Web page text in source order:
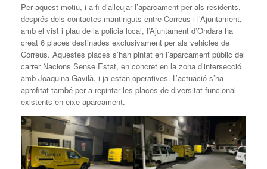
Per aquest motiu, i a fi d’alleujar l’aparcament per als residents,
després dels contactes mantinguts entre Correus i l’Ajuntament,
amb el vist i plau de la policia local, l’Ajuntament d’Ondara ha
creat 6 places destinades exclusivament per als vehicles de
Correus. Aquestes places s’han pintat en l’aparcament públic del
carrer Nacions Sense Estat, en concret en la zona d’intersecció
amb Joaquina Gavilà, i ja estan operatives. L’actuació s’ha
aprofitat també per a repintar les places de diversitat funcional
existents en eixe aparcament.